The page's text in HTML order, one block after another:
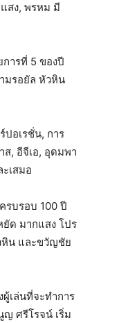
สง, พรหม มี
ารที่ 5 ของปี
มรอยัล หัวหิน
อเรชั่น, การ
, อีจีเอ, อุดมพา
เสมอ
รบรอบ 100 ปี
ด มากแสง โปร
หิน และขวัญชัย
เล่นที่จะทำการ
ศรีโรจน์ เริ่ม